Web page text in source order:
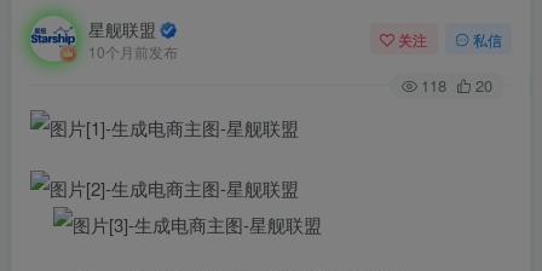
星舰联盟
10个月前发布
关注 私信
118 20